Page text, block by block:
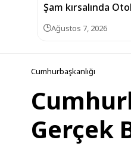
Şam kırsalında
Ağustos 7, 2026
Cumhurbaşkanlığı
Gerçek